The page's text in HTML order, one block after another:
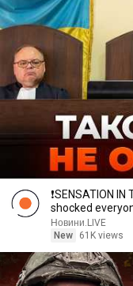
❗️SENSATION
shocked
lawyer ha...
Новини.LIVE
New
61K views